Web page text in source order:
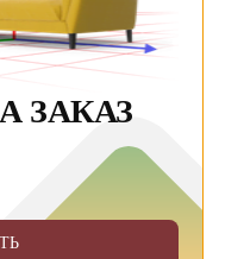
ЗАКАЗ